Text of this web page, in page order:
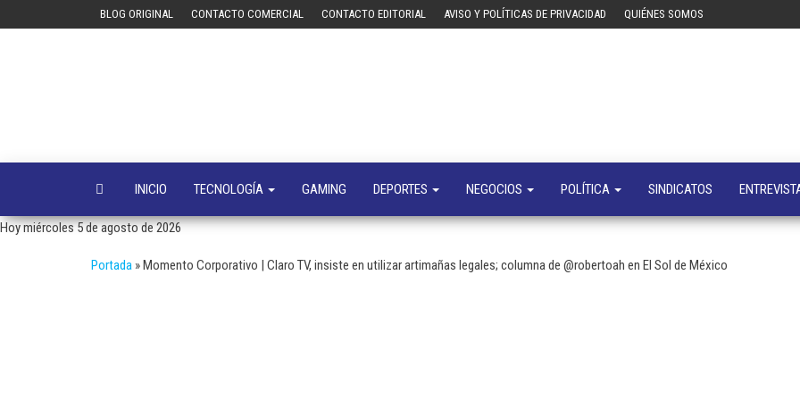
BLOG ORIGINAL CONTACTO COMERCIAL CONTACTO EDITORIAL AVISO Y POLÍTICAS DE PRIVACIDAD QUIÉNES SOMOS
negocios
INICIO TECNOLOGÍA GAMING DEPORTES NEGOCIOS POLÍTICA SINDICATOS
Hoy miércoles 5 de agosto de 2026
Portada »Momento Corporativo | Claro TV, insiste en utilizar artimañas legales; columna de @robertoah en El Sol de México